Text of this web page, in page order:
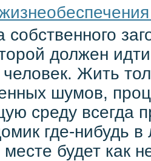
собственного
должен
Жить
шумов,
среду всегда
где-нибудь
будет как